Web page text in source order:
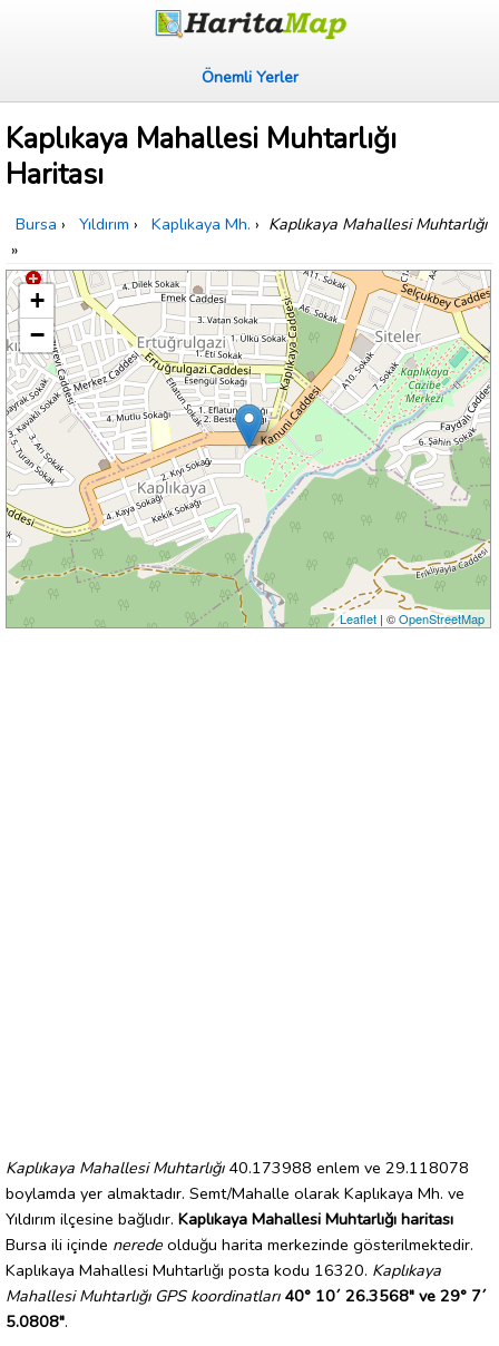
Önemli Yerler
Kaplıkaya Mahallesi Muhtarlığı
Haritası
Bursa › Yıldırım › Kaplıkaya Mh. › Kaplıkaya Mahallesi Muhtarlığı
»
+
−
Leaflet| ©OpenStreetMap
Kaplıkaya Mahallesi Muhtarlığı40.173988 enlem ve 29.118078
boylamda yer almaktadır. Semt/Mahalle olarak Kaplıkaya Mh. ve
Yıldırım ilçesine bağlıdır. Kaplıkaya Mahallesi Muhtarlığı haritası
Bursa ili içinde nerede olduğu harita merkezinde gösterilmektedir.
Kaplıkaya Mahallesi Muhtarlığı posta kodu 16320. Kaplıkaya
Mahallesi Muhtarlığı GPS koordinatları 40° 10´ 26.3568" ve 29° 7´
5.0808".